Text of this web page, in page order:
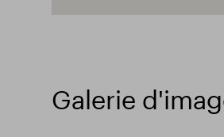
Galerie